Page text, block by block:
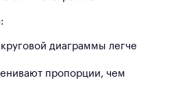
диаграммы легче
пропорции, чем